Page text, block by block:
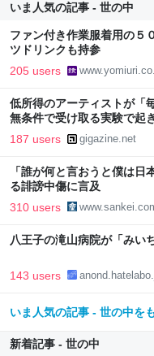
いま人気の記事 - 世の中
ファン付き作業服着用の５
ツドリンクも持参
205 users
低所得のアーティストが「
無条件で受け取る実験で起
187 users gigazine.net
「誰が何と言おうと僕は
る誹謗中傷に言及
310 users
八王子の滝山病院が「みい
143 users
いま人気の記事 - 世の中を
新着記事 - 世の中